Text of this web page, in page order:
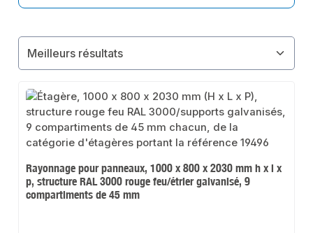
Rayonnage pour panneaux, 1000 x 800 x 2030 mm h x l x
p, structure RAL 3000 rouge feu/étrier galvanisé, 9
compartiments de 45 mm